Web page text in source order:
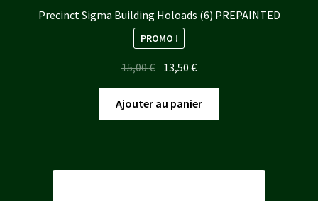
Precinct Sigma Building Holoads (6) PREPAINTED
PROMO !
15,00€ Le
initial
était :
13,50€Le
actuel
est :
Ajouter au panier